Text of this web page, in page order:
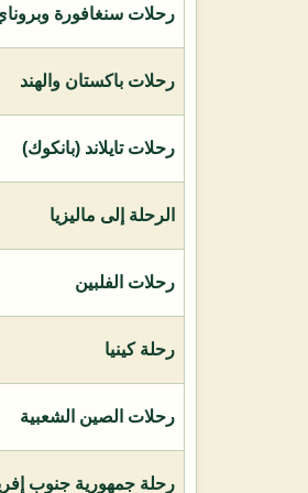
رحلات سنغافورة
رحلات باكستان والهند
رحلات تايلاند (بانكوك)
الرحلة إلى ماليزيا
رحلات الفلبين
رحلة كينيا
رحلات الصين الشعبية
رحلة جمهورية جنوب